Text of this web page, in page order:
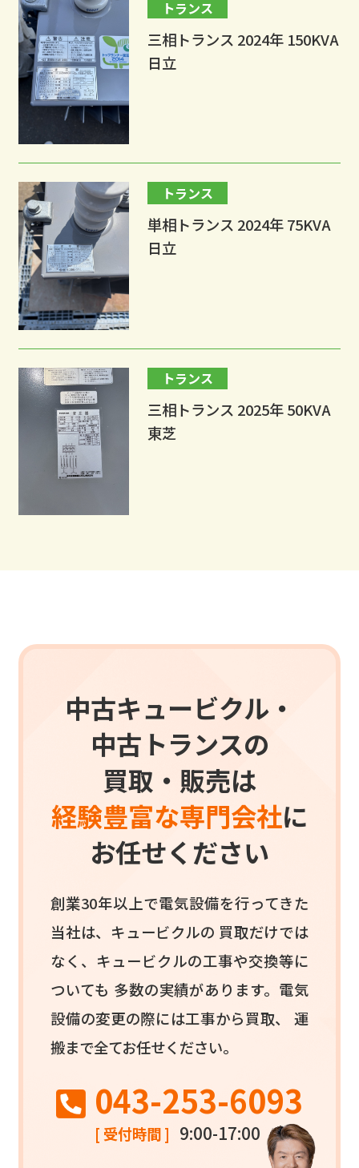
トランス
三相トランス 2024年 150KVA
日立
トランス
単相トランス 2024年 75KVA
日立
トランス
三相トランス 2025年 50KVA
東芝
中古キュービクル・
中古トランスの
買取・販売は
経験豊富な専門会社に
お任せください
創業30年以上で電気設備を行ってきた
当社は、キュービクルの 買取だけでは
なく、キュービクルの工事や交換等に
ついても 多数の実績があります。電気
設備の変更の際には工事から買取、
運
搬まで全てお任せください。
043-253-6093
[ 受付時間 ] 9:00-17:00